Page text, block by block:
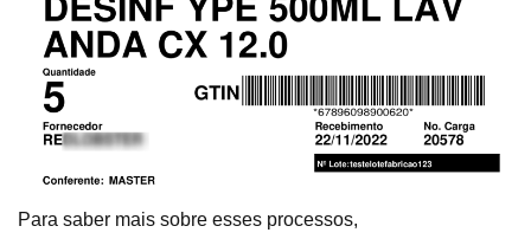
Para saber mais sobre esses processos,